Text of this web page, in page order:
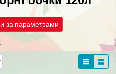
за параметрами